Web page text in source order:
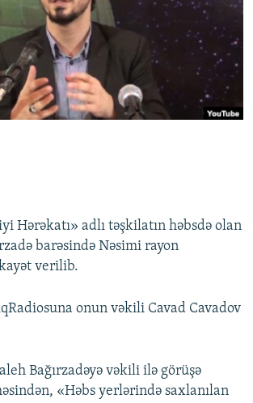
KITABXANASI
STANDARTLARIMIZ
Hərəkatı» adlı təşkilatın həbsdə olan
barəsində Nəsimi rayon
verilib.
onun vəkili Cavad Cavadov
Bağırzadəyə vəkili ilə görüşə
«Həbs yerlərində saxlanılan